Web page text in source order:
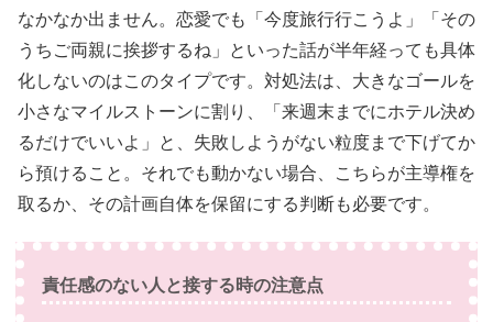
なかなか出ません。恋愛でも「今度旅行行こうよ」「その
うちご両親に挨拶するね」といった話が半年経っても具体
化しないのはこのタイプです。対処法は、大きなゴールを
小さなマイルストーンに割り、「来週末までにホテル決め
るだけでいいよ」と、失敗しようがない粒度まで下げてか
ら預けること。それでも動かない場合、こちらが主導権を
取るか、その計画自体を保留にする判断も必要です。
責任感のない人と接する時の注意点